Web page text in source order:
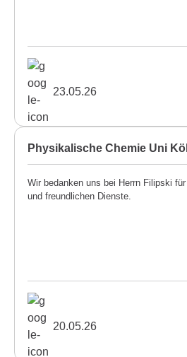
23.05.26
Physikalische Chemie Uni
Wir bedanken uns bei Herrn Filipski
und freundlichen Dienste.
20.05.26